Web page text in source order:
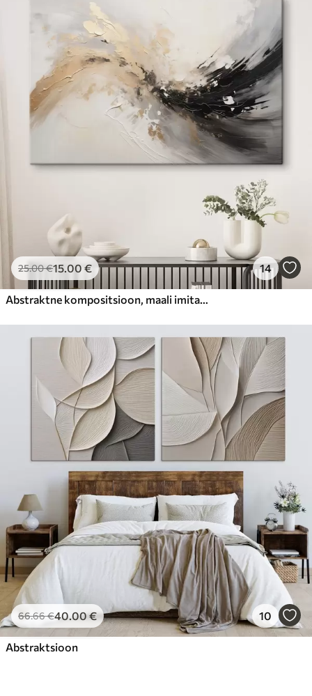
25.00€15.00 € 14
Abstraktne kompositsioon, maali imitatsioon
66.66€40.00€ 10
Abstraktsioon